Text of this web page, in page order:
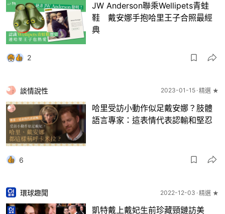
JW Anderson聯乘Wellipets青蛙
鞋 戴安娜手抱哈里王子合照最經
典
2
談情說性 2023-01-15 精選 ★
哈里受訪小動作似足戴安娜？肢體
語言專家：這表情代表認輸和堅忍
6
環球趣聞 2022-12-03 精選 ★
凱特戴上戴妃生前珍藏頸鏈訪美